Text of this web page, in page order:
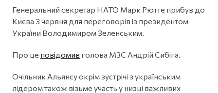
Генеральний секретар НАТО Марк Рютте прибув до
Києва 3 червня для переговорів із президентом
України Володимиром Зеленським.
Про це повідомив голова МЗС Андрій Сибіга.
Очільник Альянсу окрім зустрічі з українським
лідером також візьме участь у низці важливих